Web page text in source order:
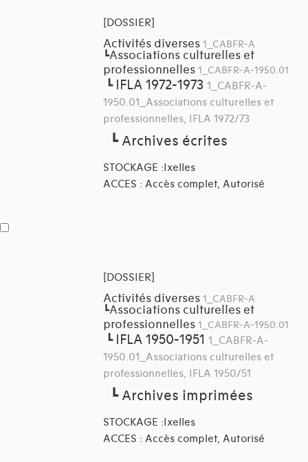
[DOSSIER]
Activités diverses 1_CABFR-A
┗Associations culturelles et
professionnelles 1_CABFR-A-1950.01
┗ IFLA 1972-1973 1_CABFR-A-
1950.01_Associations culturelles et
professionnelles, IFLA 1972/73
┗Archives écrites
STOCKAGE :Ixelles
ACCES : Accès complet, Autorisé
[DOSSIER]
Activités diverses 1_CABFR-A
┗Associations culturelles et
professionnelles 1_CABFR-A-1950.01
┗ IFLA 1950-1951 1_CABFR-A-
1950.01_Associations culturelles et
professionnelles, IFLA 1950/51
┗Archives imprimées
STOCKAGE :Ixelles
ACCES : Accès complet, Autorisé